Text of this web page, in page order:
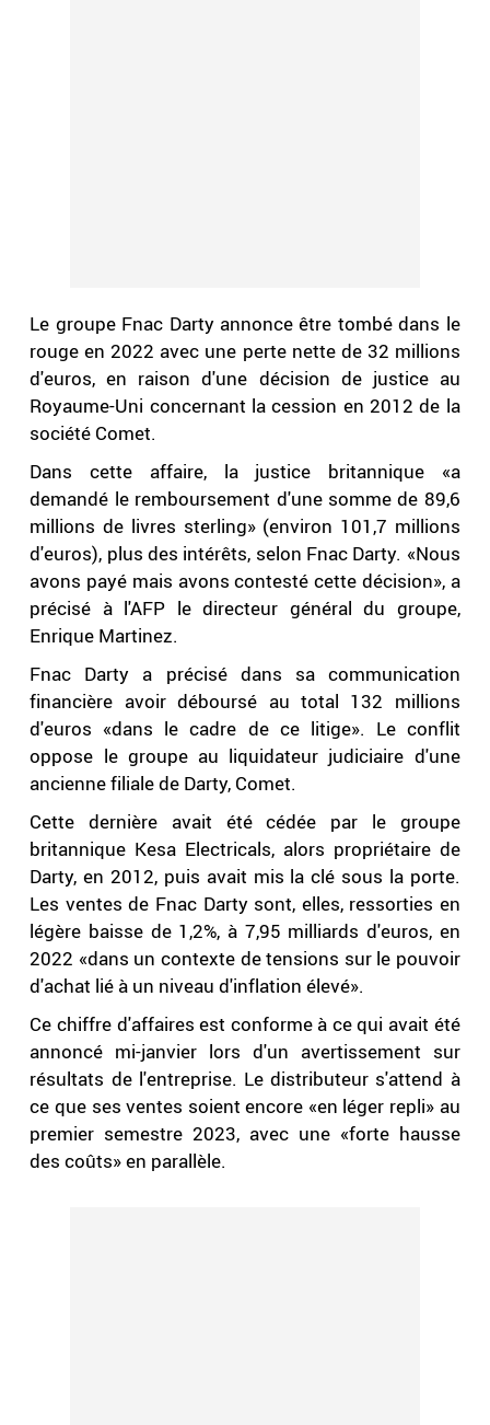
Le groupe Fnac Darty annonce être tombé dans le
rouge en 2022 avec une perte nette de 32 millions
d'euros, en raison d'une décision de justice au
Royaume-Uni concernant la cession en 2012 de la
société Comet.
Dans cette affaire, la justice britannique «a
demandé le remboursement d'une somme de 89,6
millions de livres sterling» (environ 101,7 millions
d'euros), plus des intérêts, selon Fnac Darty. «Nous
avons payé mais avons contesté cette décision», a
précisé à l'AFP le directeur général du groupe,
Enrique Martinez.
Fnac Darty a précisé dans sa communication
financière avoir déboursé au total 132 millions
d'euros «dans le cadre de ce litige». Le conflit
oppose le groupe au liquidateur judiciaire d'une
ancienne filiale de Darty, Comet.
Cette dernière avait été cédée par le groupe
britannique Kesa Electricals, alors propriétaire de
Darty, en 2012, puis avait mis la clé sous la porte.
Les ventes de Fnac Darty sont, elles, ressorties en
légère baisse de 1,2%, à 7,95 milliards d'euros, en
2022 «dans un contexte de tensions sur le pouvoir
d'achat lié à un niveau d'inflation élevé».
Ce chiffre d'affaires est conforme à ce qui avait été
annoncé mi-janvier lors d'un avertissement sur
résultats de l'entreprise. Le distributeur s'attend à
ce que ses ventes soient encore «en léger repli» au
premier semestre 2023, avec une «forte hausse
des coûts» en parallèle.